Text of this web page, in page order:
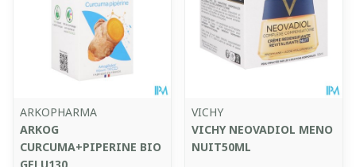
ARKOPHARMA
ARKOG
CURCUMA+PIPERINE BIO
VICHY
VICHY NEOVADIOL MENO
NUIT50ML